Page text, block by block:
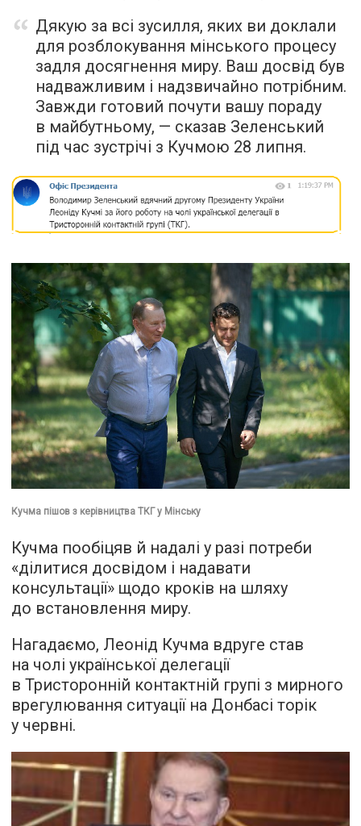
Дякую за всі зусилля, яких ви доклали
для розблокування мінського процесу
задля досягнення миру. Ваш досвід був
надважливим і надзвичайно потрібним.
Завжди готовий почути вашу пораду
в майбутньому, — сказав Зеленський
під час зустрічі з Кучмою 28 липня.
Кучма пішов з керівництва ТКГ у Мінську
Кучма пообіцяв й надалі у разі потреби
«ділитися досвідом і надавати
консультації» щодо кроків на шляху
до встановлення миру.
Нагадаємо, Леонід Кучма вдруге став
на чолі української делегації
в Тристоронній контактній групі з мирного
врегулювання ситуації на Донбасі торік
у червні.